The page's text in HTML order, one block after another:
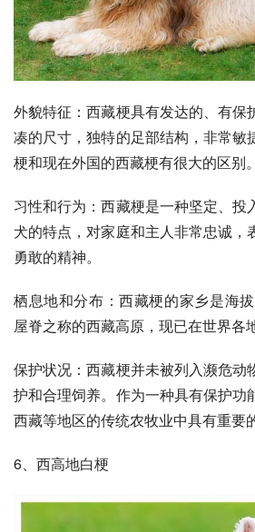
外貌特征：西藏梗具有发达的、有保
凑的尺寸，独特的足部结构，非常敏
梗和现在外国的西藏梗有很大的区别。
习性和行为：西藏梗是一种坚定、投
犬的特点，对家庭和主人非常忠诚，
勇敢的精神。
栖息地和分布：西藏梗的家乡是海
屋脊之称的西藏高原 ，现已在世界各
保护状况：西藏梗并未被列入濒危动
护和合理饲养。作为一种具有保护功
西藏等地区的传统农牧业中具有重要
6、 西高地白梗